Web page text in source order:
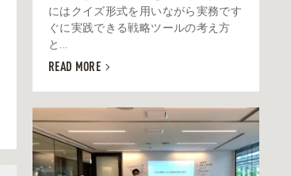
にはクイズ形式を用いながら実務です
ぐに実践できる戦略ツールの考え方
と...
READ MORE